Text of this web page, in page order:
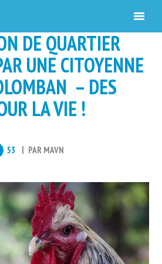
DE QUARTIER
UNE CITOYENNE
– DES
LA VIE !
53 PAR MAVN